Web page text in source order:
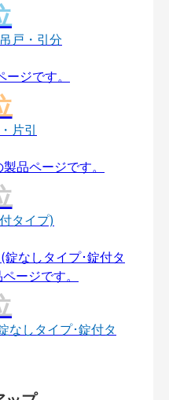
戸・引分
片引
タイプ)
なしタイプ･錠付タ